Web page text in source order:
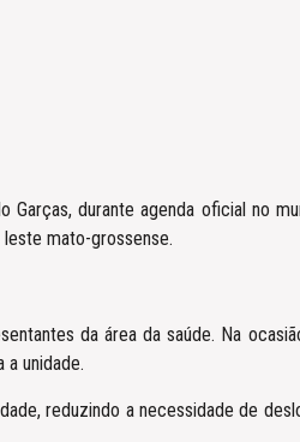
durante agenda oficial no
mato-grossense.
da área da saúde. Na
unidade.
reduzindo a necessidade de